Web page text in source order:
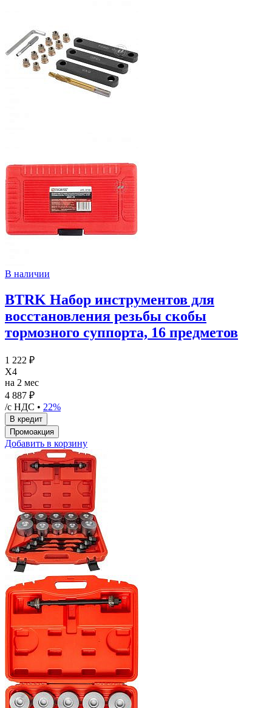
В наличии
BTRK Набор инструментов для
восстановления резьбы скобы
тормозного суппорта, 16 предметов
1 222 ₽
X4
на 2 мес
4 887 ₽
/с НДС • 22%
Добавить в корзину